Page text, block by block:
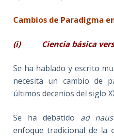
Cambios de Paradigma
(i) Ciencia básica
Se ha hablado y escrito
necesita un cambio de
últimos decenios del siglo
Se ha debatido ad
enfoque tradicional de la